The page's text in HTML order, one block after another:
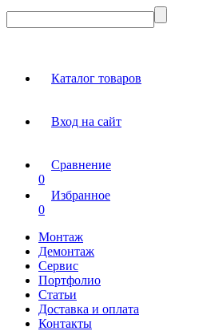
Каталог товаров
Вход на сайт
Сравнение
0
Избранное
0
Монтаж
Демонтаж
Сервис
Портфолио
Статьи
Доставка и оплата
Контакты